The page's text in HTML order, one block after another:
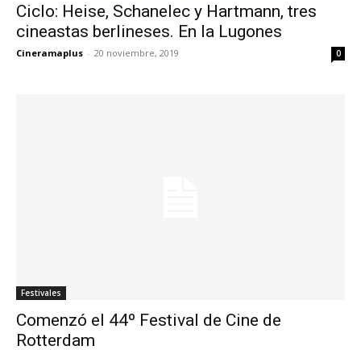
Ciclo: Heise, Schanelec y Hartmann, tres
cineastas berlineses. En la Lugones
Cineramaplus - 20 noviembre, 2019 0
Festivales
Comenzó el 44º Festival de Cine de
Rotterdam